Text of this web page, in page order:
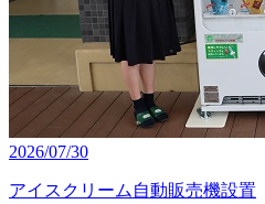
2026/07/30
アイスクリーム自動販売機設置